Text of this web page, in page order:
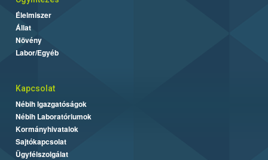
Élelmiszer
Állat
Növény
Labor/Egyéb
Kapcsolat
Nébih Igazgatóságok
Nébih Laboratóriumok
Kormányhivatalok
Sajtókapcsolat
Ügyfélszolgálat